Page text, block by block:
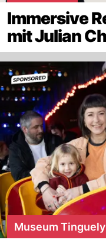
Immersive
mit Julian
Museum Tinguely